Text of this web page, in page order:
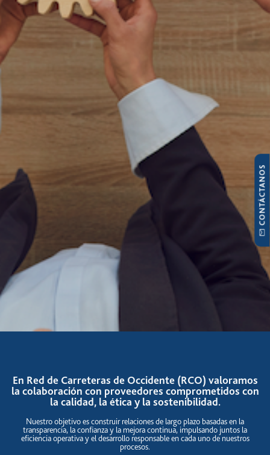
En Red de Carreteras de Occidente (RCO) valoramos
la colaboración con proveedores comprometidos con
la calidad, la ética y la sostenibilidad.
Nuestro objetivo es construir relaciones de largo plazo basadas en la
transparencia, la confianza y la mejora continua, impulsando juntos la
eficiencia operativa y el desarrollo responsable en cada uno de nuestros
procesos.
CONTÁCTANOS